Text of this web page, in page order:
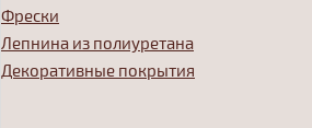
Фрески
Лепнина из полиуретана
Декоративные покрытия